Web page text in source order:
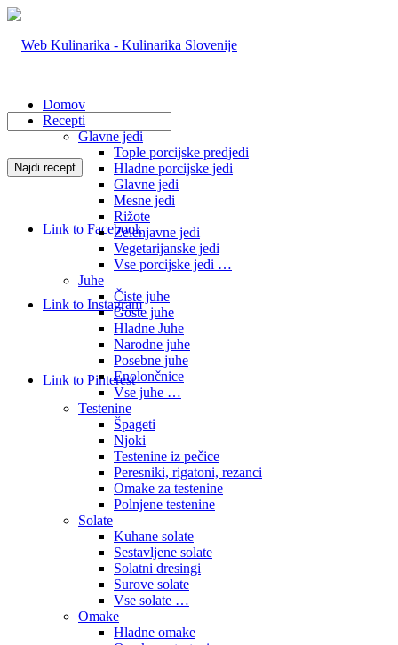
Link to Facebook
Link to Instagram
Link to Pinterest
Domov
Recepti
Glavne jedi
Tople porcijske predjedi
Hladne porcijske jedi
Glavne jedi
Mesne jedi
Rižote
Zelenjavne jedi
Vegetarijanske jedi
Vse porcijske jedi …
Juhe
Čiste juhe
Goste juhe
Hladne Juhe
Narodne juhe
Posebne juhe
Enolončnice
Vse juhe …
Testenine
Špageti
Njoki
Testenine iz pečice
Peresniki, rigatoni, rezanci
Omake za testenine
Polnjene testenine
Solate
Kuhane solate
Sestavljene solate
Solatni dresingi
Surove solate
Vse solate …
Omake
Hladne omake